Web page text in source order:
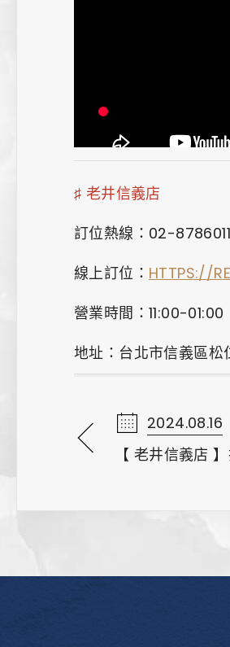
♯ 老井信義店
訂位熱線：02-
線上訂位： HTTPS://
營業時間：11:00-01:00
地址：台北市信義區松
2024.08.16
【 老井信義店